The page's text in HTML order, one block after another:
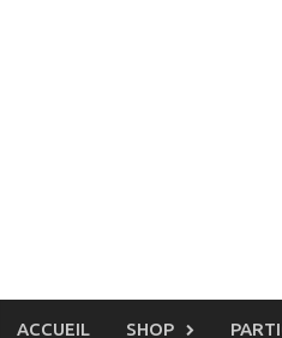
ACCUEIL SHOP